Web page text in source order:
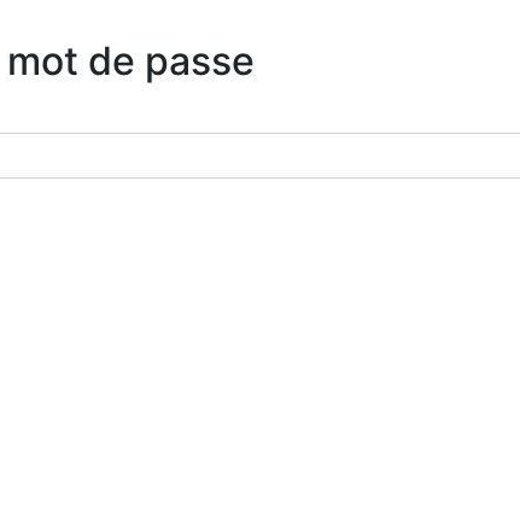
de passe